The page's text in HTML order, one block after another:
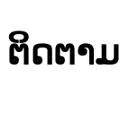
ຕິດຕາມ